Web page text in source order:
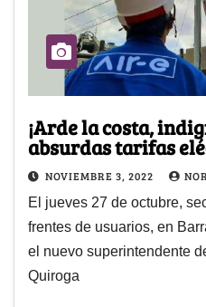
¡Arde la costa,
absurdas tarifas
NOVIEMBRE 3, 2022
El jueves 27 de octubre,
frentes de usuarios, en
el nuevo superintendente
Quiroga